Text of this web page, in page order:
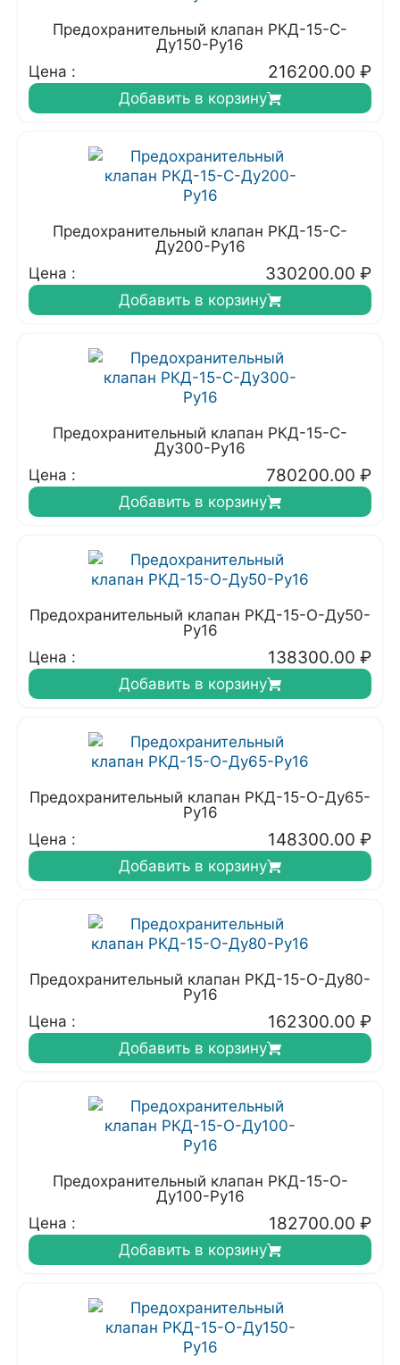
Предохранительный клапан РКД-15-С-
Ду150-Ру16
Цена :
216200.00 ₽
Добавить в корзину
Предохранительный клапан РКД-15-С-
Ду200-Ру16
Цена :
330200.00 ₽
Добавить в корзину
Предохранительный клапан РКД-15-С-
Ду300-Ру16
Цена :
780200.00 ₽
Добавить в корзину
Предохранительный клапан РКД-15-О-Ду50-
Ру16
Цена :
138300.00 ₽
Добавить в корзину
Предохранительный клапан РКД-15-О-Ду65-
Ру16
Цена :
148300.00 ₽
Добавить в корзину
Предохранительный клапан РКД-15-О-Ду80-
Ру16
Цена :
162300.00 ₽
Добавить в корзину
Предохранительный клапан РКД-15-О-
Ду100-Ру16
Цена :
182700.00 ₽
Добавить в корзину